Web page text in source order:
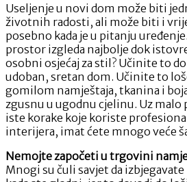
dom
?
Useljenje u novi dom može biti
životnih radosti, ali može biti i
posebno kada je u pitanju
prostor izgleda najbolje dok
osobni osjećaj za stil? Učinite to
udoban, sretan dom. Učinite to
gomilom namještaja, tkanina i
zgusnu u ugodnu cjelinu. Uz malo
iste korake koje koriste
interijera, imat ćete mnogo veće
Nemojte započeti u trgovini
Mnogi su čuli savjet da